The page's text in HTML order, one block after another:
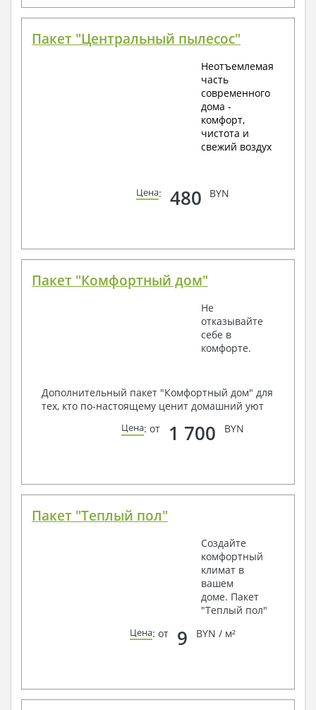
Пакет "Центральный пылесос"
Неотъемлемая
часть
современного
дома -
комфорт,
чистота и
свежий воздух
Цена: 480 BYN
Пакет "Комфортный дом"
Не
отказывайте
себе в
комфорте.
Дополнительный пакет "Комфортный дом" для
тех, кто по-настоящему ценит домашний уют
Цена: от 1 700 BYN
Пакет "Теплый пол"
Создайте
комфортный
климат в
вашем
доме. Пакет
"Теплый пол"
Цена: от 9 BYN / м²